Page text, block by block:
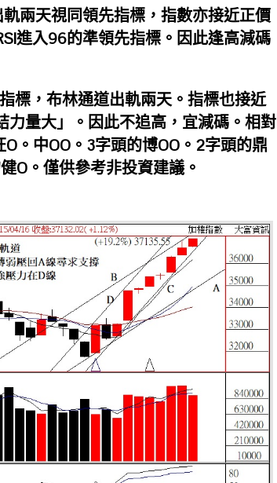
兩天視同領先指標，指數亦接近正價
進入96的準領先指標。因此逢高減碼
標，布林通道出軌兩天。指標也接近
量大」。因此不追高，宜減碼。相對
。中OO。3字頭的博OO。2字頭的鼎
O。僅供參考非投資建議。